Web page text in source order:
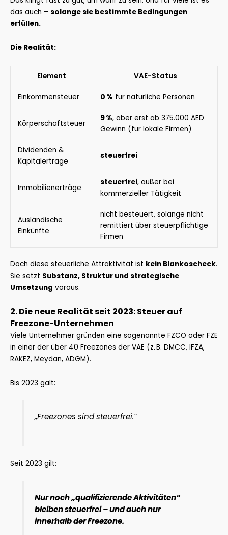
das auch – solange sie bestimmte Bedingungen
erfüllen.
Die Realität:
Element VAE-Status
Einkommensteuer 0 % für natürliche Personen
Körperschaftsteuer
9 %, aber erst ab 375.000 AED
Gewinn (für lokale Firmen)
Dividenden &
Kapitalerträge
steuerfrei
Immobilienerträge
steuerfrei, außer bei
kommerzieller Tätigkeit
Ausländische
Einkünfte
nicht besteuert, solange nicht
remittiert über steuerpflichtige
Firmen
Doch diese steuerliche Attraktivität ist kein Blankoscheck.
Sie setzt Substanz, Struktur und strategische
Umsetzung voraus.
2. Die neue Realität seit 2023: Steuer auf
Freezone-Unternehmen
Viele Unternehmer gründen eine sogenannte FZCO oder FZE
in einer der über 40 Freezones der VAE (z. B. DMCC, IFZA,
RAKEZ, Meydan, ADGM).
Bis 2023 galt:
„Freezones sind steuerfrei.“
Seit 2023 gilt:
Nur noch „qualifizierende Aktivitäten“
bleiben steuerfrei – und auch nur
innerhalb der Freezone.